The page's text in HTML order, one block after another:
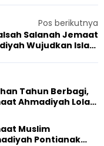
Pos berikutnya
Salanah Jemaat
Wujudkan Islam
Persaudaraan
Tahun Berbagi,
Ahmadiyah Lolak
kepada Warga
Muslim
Pontianak